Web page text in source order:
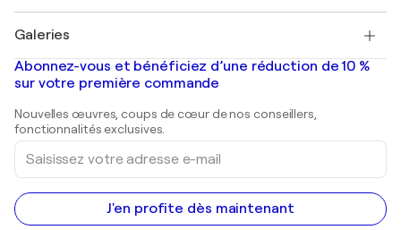
Banksy
Mr. Brainwash
Shepard Fairey
Tableaux abstraits à vendre
Peintures de paysage
Estampes
Peintures acryliques
Galeries
Galeries d'art en France
Galeries d'art en Belgique
Abonnez-vous et bénéficiez d’une réduction de 10 %
sur votre première commande
Nouvelles œuvres, coups de cœur de nos conseillers,
fonctionnalités exclusives.
Saisissez
votre
adresse
e-
mail
J'en profite dès maintenant